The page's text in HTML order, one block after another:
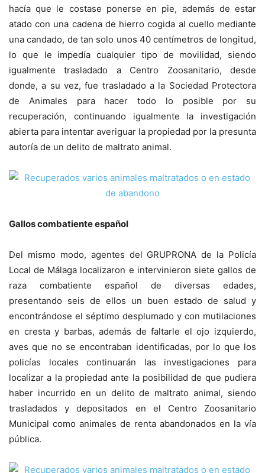
hacía que le costase ponerse en pie, además de estar
atado con una cadena de hierro cogida al cuello mediante
una candado, de tan solo unos 40 centímetros de longitud,
lo que le impedía cualquier tipo de movilidad, siendo
igualmente trasladado a Centro Zoosanitario, desde
donde, a su vez, fue trasladado a la Sociedad Protectora
de Animales para hacer todo lo posible por su
recuperación, continuando igualmente la investigación
abierta para intentar averiguar la propiedad por la presunta
autoría de un delito de maltrato animal.
Gallos combatiente español
Del mismo modo, agentes del GRUPRONA de la Policía
Local de Málaga localizaron e intervinieron siete gallos de
raza combatiente español de diversas edades,
presentando seis de ellos un buen estado de salud y
encontrándose el séptimo desplumado y con mutilaciones
en cresta y barbas, además de faltarle el ojo izquierdo,
aves que no se encontraban identificadas, por lo que los
policías locales continuarán las investigaciones para
localizar a la propiedad ante la posibilidad de que pudiera
haber incurrido en un delito de maltrato animal, siendo
trasladados y depositados en el Centro Zoosanitario
Municipal como animales de renta abandonados en la vía
pública.